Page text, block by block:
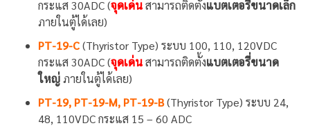
กระแส 30ADC (จุดเด่นสามารถติดตั้งแบตเตอรี่ขนาดเล็ก
ภายในตู้ได้เลย)
PT-19-C(Thyristor Type) ระบบ 100, 110, 120VDC
กระแส 30ADC (จุดเด่นสามารถติดตั้งแบตเตอรี่ขนาด
ใหญ่ภายในตู้ได้เลย)
PT-19, PT-19-M, PT-19-B(Thyristor Type) ระบบ 24,
48, 110VDC กระแส 15 – 60 ADC